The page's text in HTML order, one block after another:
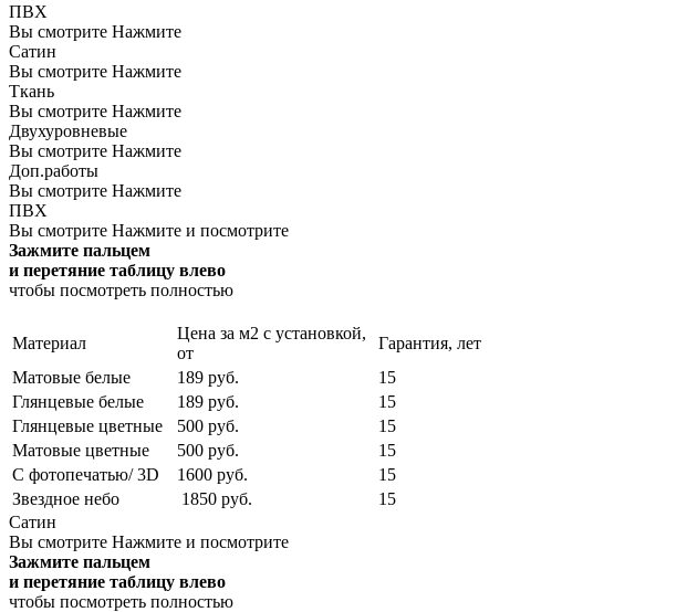
ПВХ
Вы смотрите Нажмите
Сатин
Вы смотрите Нажмите
Ткань
Вы смотрите Нажмите
Двухуровневые
Вы смотрите Нажмите
Доп.работы
Вы смотрите Нажмите
ПВХ
Вы смотрите Нажмите и посмотрите
Зажмите пальцем
и перетяние таблицу влево
чтобы посмотреть полностью
Материал
Цена за м2 с установкой,
от
Гарантия, лет
Матовые белые
189 руб.
15
Глянцевые белые
189 руб.
15
Глянцевые цветные
500 руб.
15
Матовые цветные
500 руб.
15
С фотопечатью/ 3D
1600 руб.
15
Звездное небо
1850 руб.
15
Сатин
Вы смотрите Нажмите и посмотрите
Зажмите пальцем
и перетяние таблицу влево
чтобы посмотреть полностью